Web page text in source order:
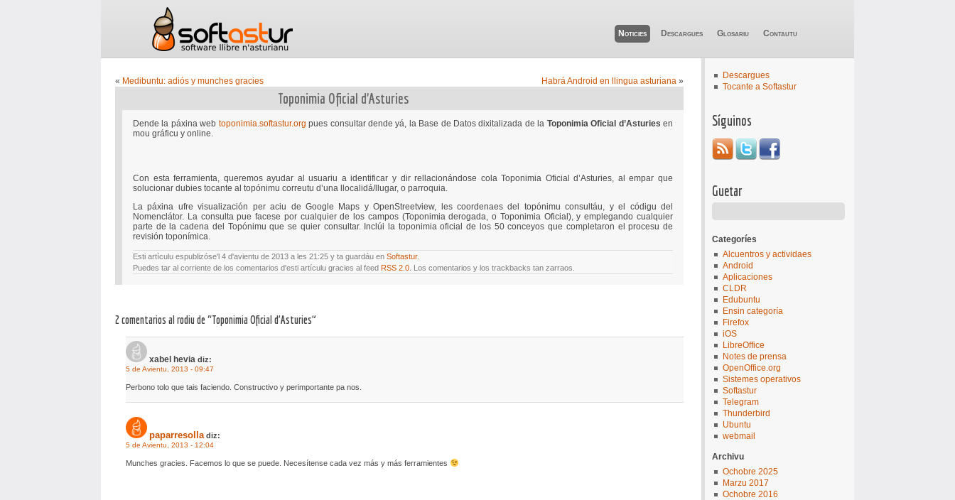
Noticies Descargues Glosariu Contautu
Descargues
Tocante a Softastur
Síguinos
Guetar
Categoríes
Alcuentros y actividaes
Android
Aplicaciones
CLDR
Edubuntu
Ensin categoría
Firefox
iOS
LibreOffice
Notes de prensa
OpenOffice.org
Sistemes operativos
Softastur
Telegram
Thunderbird
Ubuntu
webmail
Archivu
Ochobre 2025
Marzu 2017
Ochobre 2016
« Medibuntu: adiós y munches gracies Habrá Android en llingua asturiana »
Toponimia Oficial d’Asturies
Dende la páxina web toponimia.softastur.org pues consultar dende yá, la Base de Datos dixitalizada de la Toponimia Oficial d’Asturies en
mou gráficu y online.
Con esta ferramienta, queremos ayudar al usuariu a identificar y dir rellacionándose cola Toponimia Oficial d’Asturies, al empar que
solucionar dubies tocante al topónimu correutu d’una llocalidá/llugar, o parroquia.
La páxina ufre visualización per aciu de Google Maps y OpenStreetview, les coordenaes del topónimu consultáu, y el códigu del
Nomenclátor. La consulta pue facese por cualquier de los campos (Toponimia derogada, o Toponimia Oficial), y emplegando cualquier
parte de la cadena del Topónimu que se quier consultar. Inclúi la toponimia oficial de los 50 conceyos que completaron el procesu de
revisión toponímica.
Esti artículu espublizóse'l 4 d'avientu de 2013 a les 21:25 y ta guardáu en Softastur.
Puedes tar al corriente de los comentarios d'esti artículu gracies al feed RSS 2.0 . Los comentarios y los trackbacks tan zarraos.
2 comentarios al rodiu de “Toponimia Oficial d’Asturies”
xabel hevia diz:
5 de Avientu, 2013 - 09:47
Perbono tolo que tais faciendo. Constructivo y perimportante pa nos.
paparresolla diz:
5 de Avientu, 2013 - 12:04
Munches gracies. Facemos lo que se puede. Necesítense cada vez más y más ferramientes